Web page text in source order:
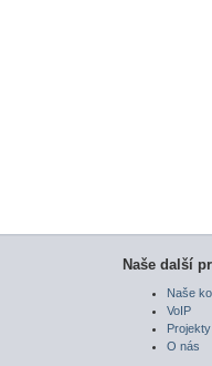
Naše další
Naše
VoIP
Projekty
O nás